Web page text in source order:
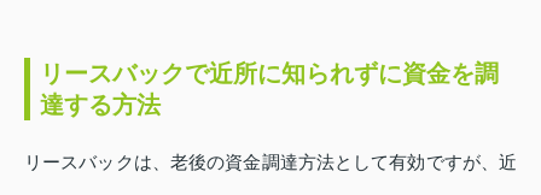
リースバックで近所に知られずに資金を調
達する方法
リースバックは、老後の資金調達方法として有効ですが、近